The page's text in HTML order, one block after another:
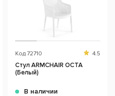
Код 72710 4.5
Стул ARMCHAIR OCTA
(Белый)
В наличии